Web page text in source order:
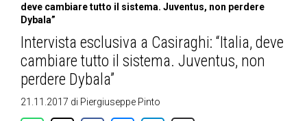
deve cambiare tutto il sistema. Juventus, non perdere
Dybala”
Intervista esclusiva a Casiraghi: “Italia, deve
cambiare tutto il sistema. Juventus, non
perdere Dybala”
21.11.2017 di Piergiuseppe Pinto